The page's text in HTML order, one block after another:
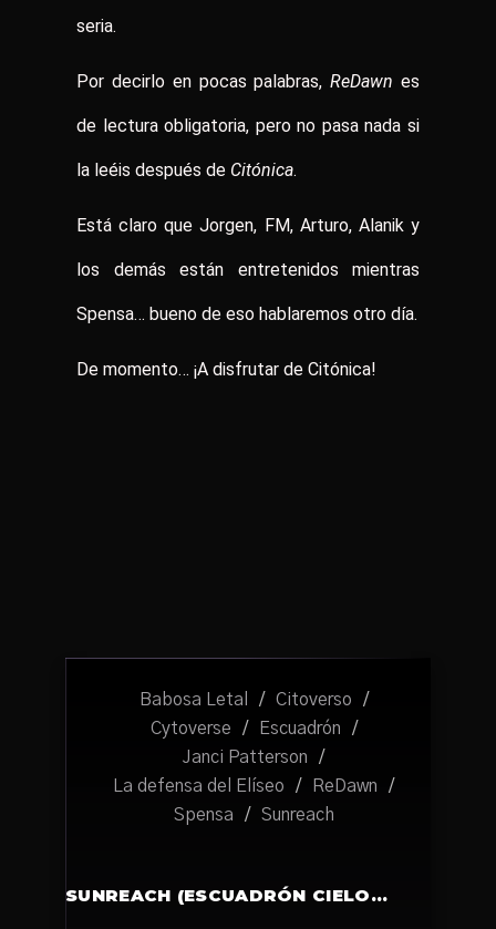
seria.
Por decirlo en pocas palabras,ReDawn es
de lectura obligatoria, pero no pasa nada si
la leéis después de Citónica.
Está claro que Jorgen, FM, Arturo, Alanik y
los demás están entretenidos mientras
Spensa… bueno de eso hablaremos otro día.
De momento… ¡A disfrutar de Citónica!
Babosa Letal / Citoverso
/
Cytoverse
/ Escuadrón
/
Janci Patterson
/
La defensa del Elíseo
/ ReDawn
/
Spensa
/ Sunreach
SUNREACH (ESCUADRÓN CIELO…